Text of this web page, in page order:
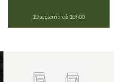
19 septembre à 16h00